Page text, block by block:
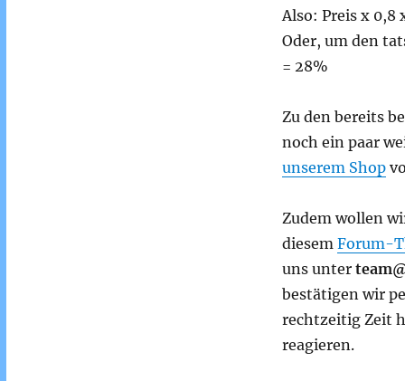
Also: Preis x 0,8
Oder, um den
= 28%
Zu den bereits
noch ein paar
unserem Shop
Zudem wollen
diesem Forum-
uns unter
bestätigen wir
rechtzeitig Zeit
reagieren.